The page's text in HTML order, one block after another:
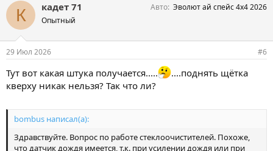
п
т
:
К кадет 71
Опытный
Авто Эволют ай спейс 4х4 2026
29 Июл 2026 #6
Тут вот какая штука получается.....
....поднять щётка
кверху никак нельзя? Так что ли?
bombus написал(а):
Здравствуйте. Вопрос по работе стеклоочистителей. Похоже,
что датчик дождя имеется, т.к. при усилении дождя или при